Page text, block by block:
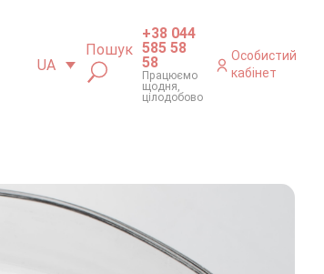
UA
Пошук
+38 044
585 58
58
Працюємо
щодня,
цілодобово
Особистий
кабінет